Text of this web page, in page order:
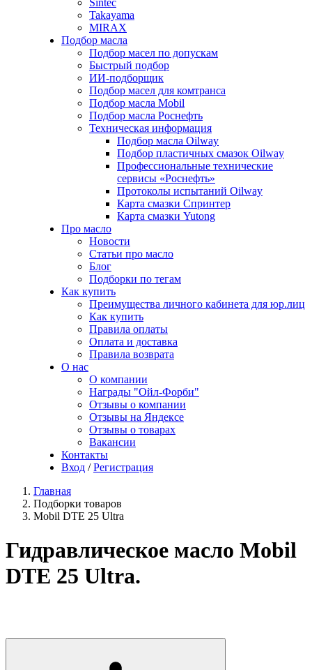
Sintec
Takayama
MIRAX
Подбор масла
Подбор масел по допускам
Быстрый подбор
ИИ-подборщик
Подбор масел для комтранса
Подбор масла Mobil
Подбор масла Роснефть
Техническая информация
Подбор масла Oilway
Подбор пластичных смазок Oilway
Профессиональные технические
сервисы «Роснефть»
Протоколы испытаний Oilway
Карта смазки Спринтер
Карта смазки Yutong
Про масло
Новости
Статьи про масло
Блог
Подборки по тегам
Как купить
Преимущества личного кабинета для юр.лиц
Как купить
Правила оплаты
Оплата и доставка
Правила возврата
О нас
О компании
Награды "Ойл-Форби"
Отзывы о компании
Отзывы на Яндексе
Отзывы о товарах
Вакансии
Контакты
Вход / Регистрация
Главная
Подборки товаров
Mobil DTE 25 Ultra
Гидравлическое масло Mobil
DTE 25 Ultra.